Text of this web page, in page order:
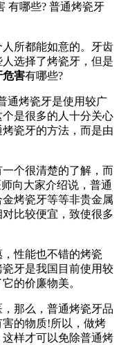
有哪些? 普通烤瓷牙
所都能如意的。牙齿
选择了烤瓷牙，但是
危害有哪些?
烤瓷牙是使用较广
是很多的人十分关心
瓷牙的方法，而是由
个很清楚的了解，而
向大家介绍说，普通
烤瓷牙等等非贵金属
比较便宜，致使很多
性能也不错的烤瓷
牙是我国目前使用较
的价廉物美。
那么，普通烤瓷牙品
的物质!所以，做烤
样才可以免除普通烤